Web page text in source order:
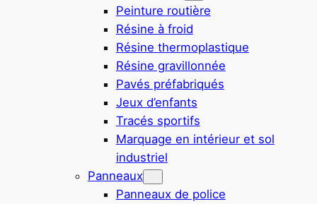
Peinture routière
Résine à froid
Résine thermoplastique
Résine gravillonnée
Pavés préfabriqués
Jeux d’enfants
Tracés sportifs
Marquage en intérieur et sol
industriel
Panneaux
Panneaux de police